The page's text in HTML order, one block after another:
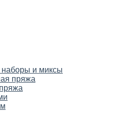
наборы и миксы
пряжа